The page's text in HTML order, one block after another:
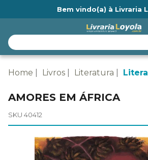
Bem vindo(a) à Livraria
Home Livros Literatura
AMORES EM ÁFRICA
SKU 40412